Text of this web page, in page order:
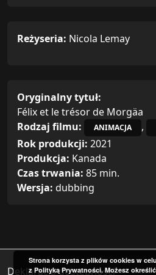
Reżyseria: Nicola Lemay
Oryginalny tytuł:
Félix et le trésor de Morgäa
Rodzaj filmu:
ANIMACJA ,
Rok produkcji: 2021
Produkcja: Kanada
Czas trwania: 85 min.
Wersja: dubbing
Deklaracja dostępności
Strona korzysta z plików cookies w
z Polityką Prywatności. Możesz